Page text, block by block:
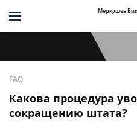
Меркушев
FAQ
Какова процедура
сокращению штата?